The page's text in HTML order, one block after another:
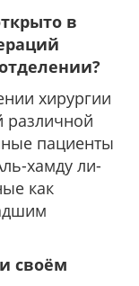
в
хирургии
различной
пациенты
хамду ли-
как
своём